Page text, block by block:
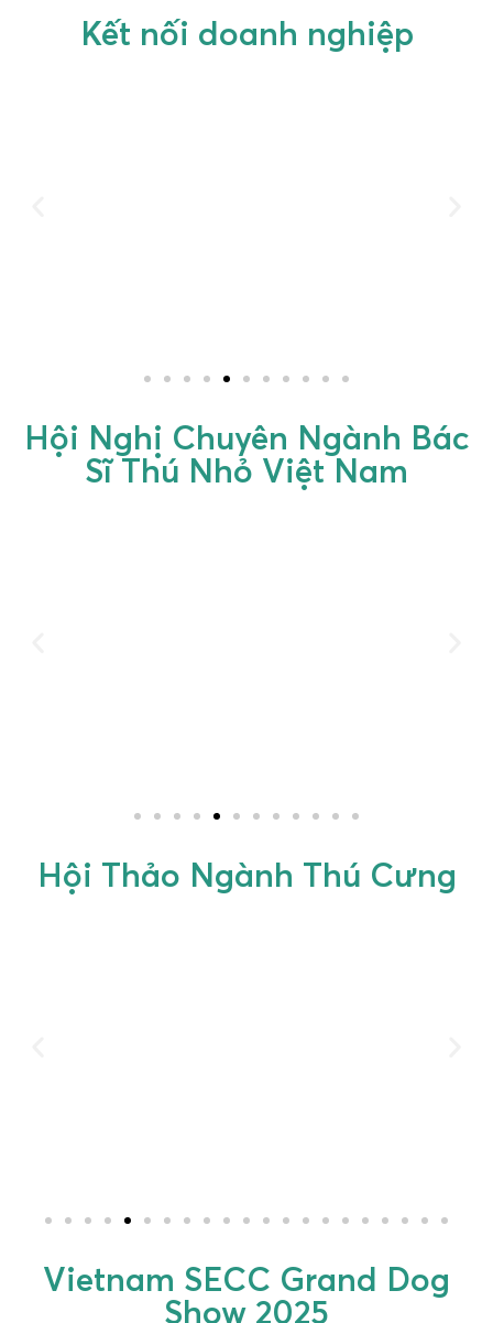
Kết nối doanh nghiệp
Hội Nghị Chuyên Ngành Bác
Sĩ Thú Nhỏ Việt Nam
Hội Thảo Ngành Thú Cưng
Vietnam SECC Grand Dog
Show 2025